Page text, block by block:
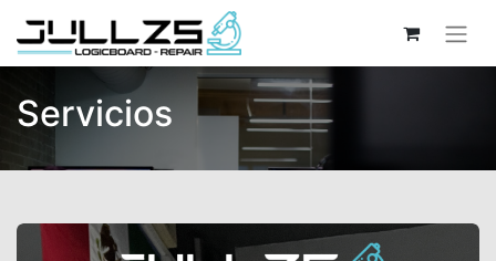
Servicios